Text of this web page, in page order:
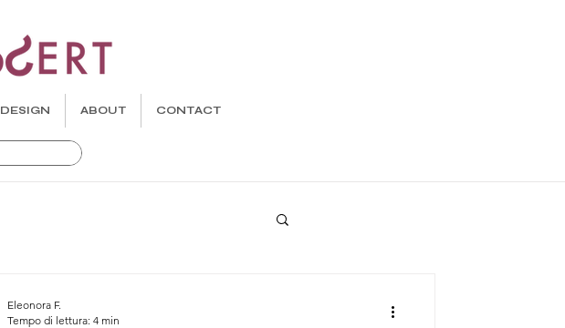
DESIGN ABOUT CONTACT
Eleonora F.
Tempo di lettura: 4 min